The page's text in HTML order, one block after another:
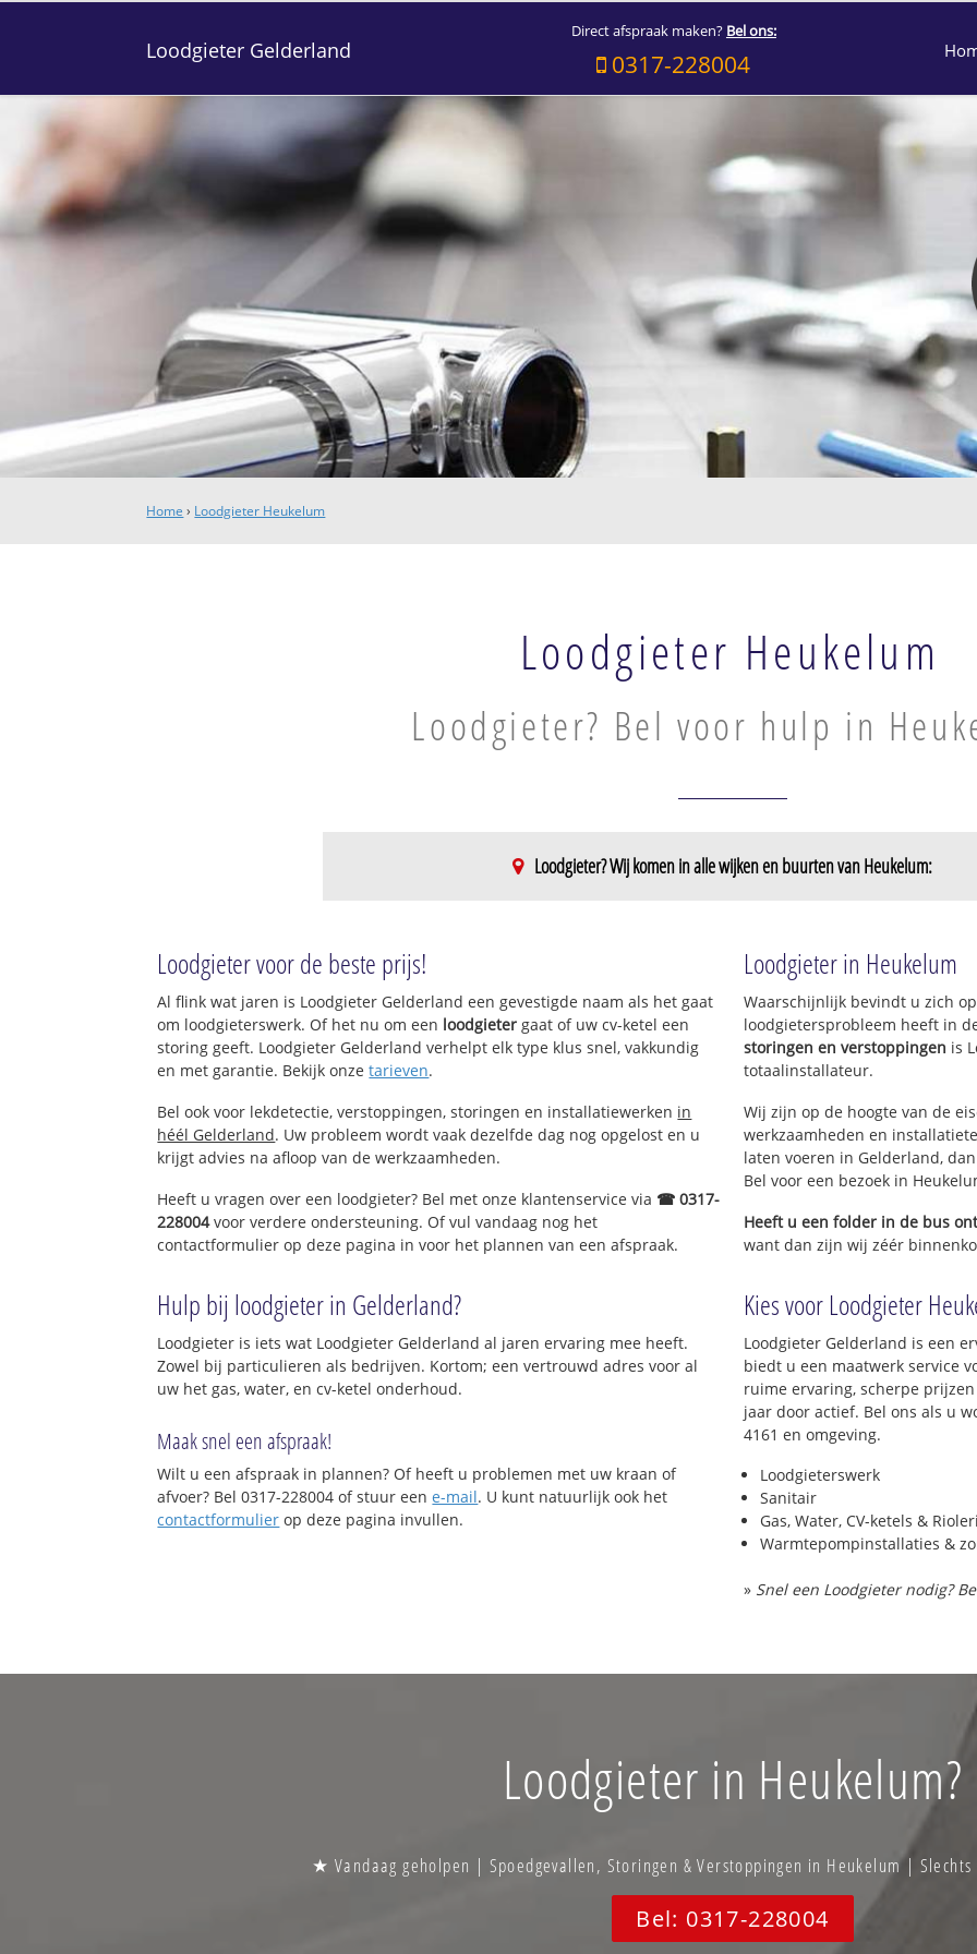
Loodgieter Gelderland
Direct afspraak maken? Bel ons:
0317-228004
Home › Loodgieter Heukelum
Loodgieter Heukelum
Loodgieter? Bel voor hulp in
Loodgieter? Wij komen in alle wijken en buurten van Heukelum:
Uitbreiding Heukelum
Spijk en Boveneind Spijk en
Loodgieter voor de beste prijs!
Al flink wat jaren is Loodgieter Gelderland een gevestigde naam als het gaat
om loodgieterswerk. Of het nu om een loodgieter gaat of uw cv-ketel een
storing geeft. Loodgieter Gelderland verhelpt elk type klus snel, vakkundig
en met garantie. Bekijk onzetarieven.
Bel ook voor lekdetectie, verstoppingen, storingen en installatiewerken in
héél Gelderland. Uw probleem wordt vaak dezelfde dag nog opgelost en u
krijgt advies na afloop van de werkzaamheden.
Heeft u vragen over een loodgieter? Bel met onze klantenservice via ☎ 0317-
228004voor verdere ondersteuning. Of vul vandaag nog het
contactformulier op deze pagina in voor het plannen van een afspraak.
Hulp bij loodgieter in Gelderland?
Loodgieter is iets wat Loodgieter Gelderland al jaren ervaring mee heeft.
Zowel bij particulieren als bedrijven. Kortom; een vertrouwd adres voor al
uw het gas, water, en cv-ketel onderhoud.
Maak snel een afspraak!
Wilt u een afspraak in plannen? Of heeft u problemen met uw kraan of
afvoer? Bel 0317-228004 of stuur eene-mail. U kunt natuurlijk ook het
contactformulier op deze pagina invullen.
Loodgieter in Heukelum
Waarschijnlijk bevindt u zich
loodgietersprobleem heeft in
storingen en verstoppingen is
totaalinstallateur.
Wij zijn op de hoogte van de
werkzaamheden en
laten voeren in Gelderland,
Bel voor een bezoek in
Heeft u een folder in de bus
want dan zijn wij zéér
Kies voor Loodgieter
Loodgieter Gelderland is een
biedt u een maatwerk service
ruime ervaring, scherpe
jaar door actief. Bel ons als u
4161 en omgeving.
Loodgieterswerk
Sanitair
Gas, Water, CV-ketels &
Warmtepompinstallaties &
» Snel een Loodgieter nodig?
Loodgieter in Heukelum?
★ Vandaag geholpen | Spoedgevallen, Storingen & Verstoppingen in Heukelum |
Bel: 0317-228004